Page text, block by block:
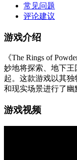
常见问题
评论建议
游戏介绍
《The Rings of
妙地将探索、地下
起。这款游戏以其
和现实场景进行了幽
游戏视频